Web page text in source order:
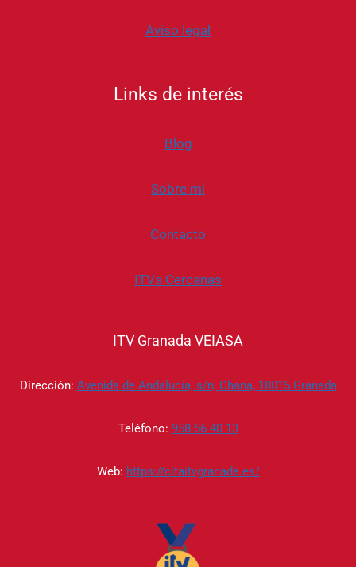
Aviso legal
Links de interés
Blog
Sobre mi
Contacto
ITVs Cercanas
ITV Granada VEIASA
Dirección: Avenida de Andalucía, s/n, Chana, 18015 Granada
Teléfono: 958 56 40 13
Web: https://citaitvgranada.es/